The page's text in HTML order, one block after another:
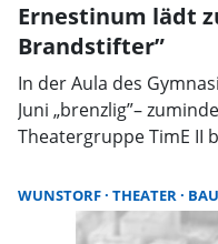
Ernestinum lädt
Brandstifter”
In der Aula des
Juni „brenzlig”–
Theatergruppe TimE II
Aufführung, das auch
seiner Entstehung
WUNSTORF THEATER